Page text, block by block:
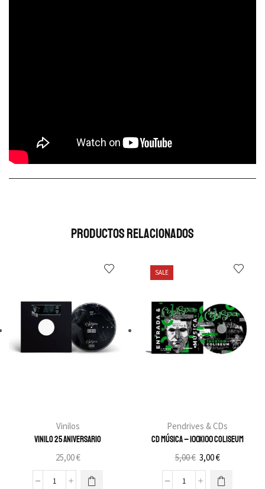
Productos Relacionados
Vinilos
Vinilo 25 Aniversario
25,00€
SALE
Pendrives & CDs
CD Música – 100X100 Coliseum
5,00€ 3,00€